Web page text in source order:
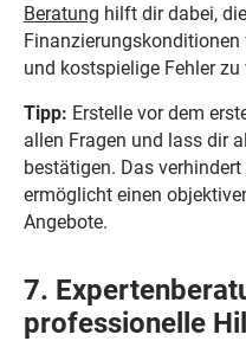
Beratung hilft dir dabei,
und kostspielige Fehler zu
Tipp: Erstelle vor dem
allen Fragen und lass dir
bestätigen. Das
ermöglicht einen
Angebote.
7.
professionelle